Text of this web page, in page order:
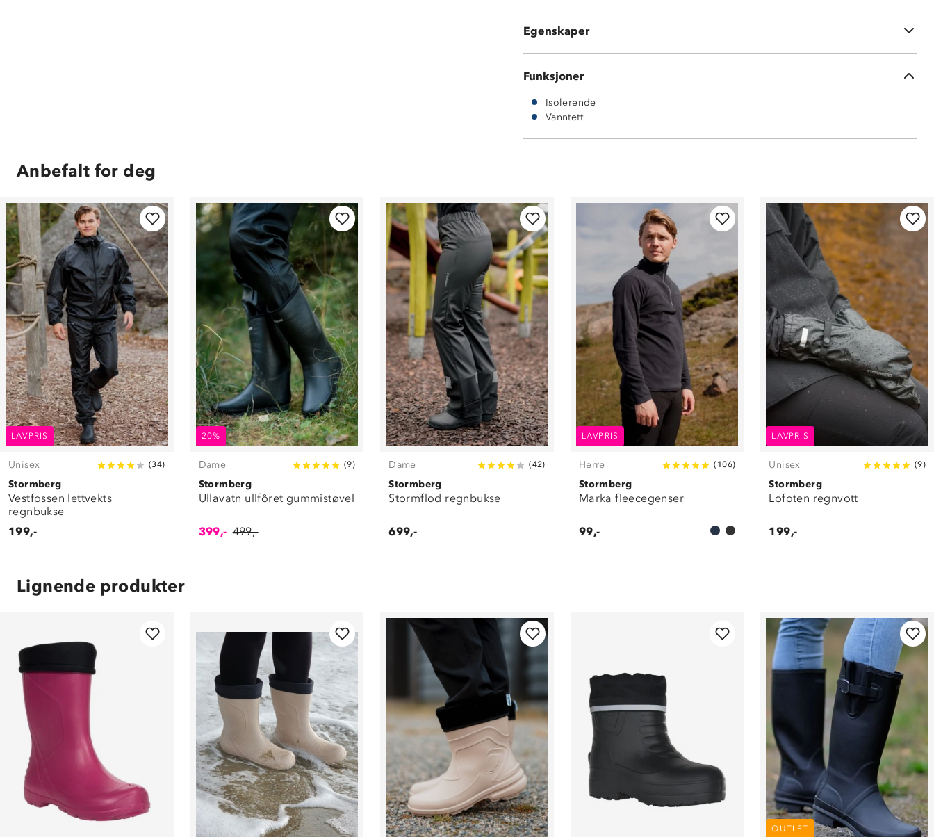
Egenskaper
Skaftet er mykt, og kan foldes sammen når støvlene ikke er i bruk
Funksjoner
Isolerende
Vanntett
Anbefalt for deg
LAVPRIS
Unisex (34)
Stormberg
Vestfossen lettvekts
regnbukse
199,-
20%
Dame (9)
Stormberg
Ullavatn ullfôret gummistøvel
399,- 499,-
Dame (42)
Stormberg
Stormflod regnbukse
699,-
LAVPRIS
Herre ( 106)
Stormberg
Marka fleecegenser
99,-
LAVPRIS
Unisex (9)
Stormberg
Lofoten regnvott
199,-
Lignende produkter
OUTLET